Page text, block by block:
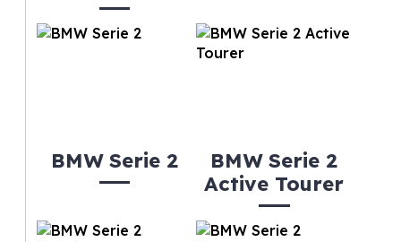
BMW Serie 2
BMW Serie 2
Active Tourer